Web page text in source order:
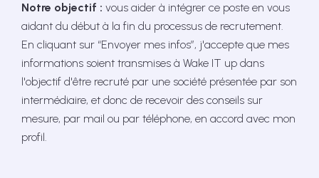
Notre objectif : vous aider à intégrer ce poste en vous
aidant du début à la fin du processus de recrutement.
En cliquant sur “Envoyer mes infos”, j'accepte que mes
informations soient transmises à Wake IT up dans
l'objectif d'être recruté par une société présentée par son
intermédiaire, et donc de recevoir des conseils sur
mesure, par mail ou par téléphone, en accord avec mon
profil.